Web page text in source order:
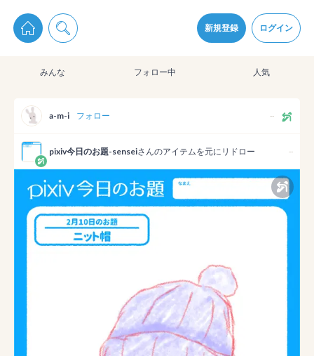
新規登録 ログイン
pixiv Sketchは2024年5月28日付で プライパシーポリシーを改定しました。
通知を受け取るにはここをクリックします
pixiv Sketchアプリでさらに快適に！
みんな フォロー中 人気
a-m-i フォロー --
pixiv今日のお題-senseiさんのアイテムを元にリドロー --